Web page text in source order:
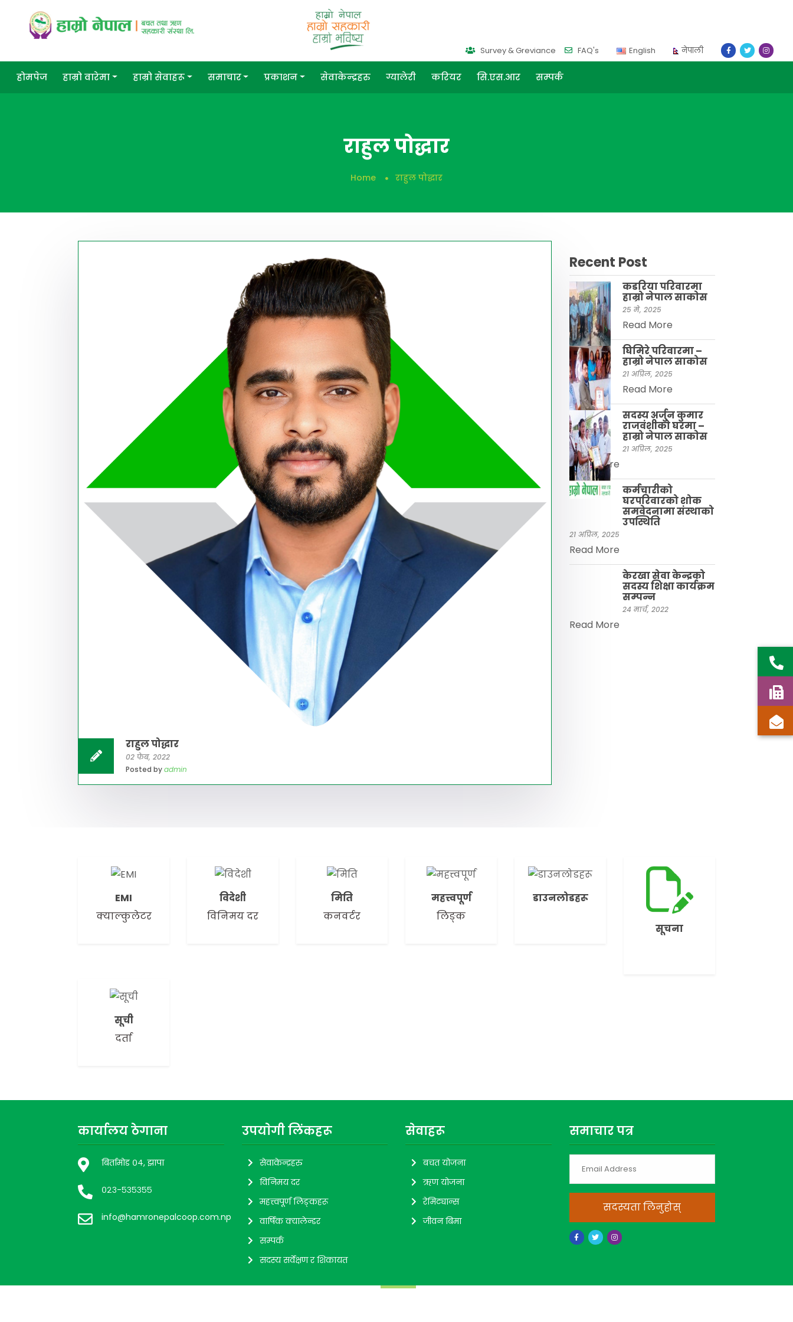
Survey & Greviance FAQ's English नेपाली
होमपेज हाम्रो वारेमा हाम्रो सेवाहरू समाचार प्रकाशन सेवाकेन्द्रहरु ग्यालेरी करियर सि.एस.आर सम्पर्क
राहुल पोद्धार
Home राहुल पोद्धार
राहुल पोद्धार
02 फेब, 2022
Posted byadmin
Recent Post
कडरिया परिवारमा
हाम्राे नेपाल साकाेस
25 मे, 2025
Read More
घिमिरे परिवारमा –
हाम्रो नेपाल साकोस
21 अप्रिल, 2025
Read More
सदस्य अर्जुन कुमार
राजवंशीकाे घरमा –
हाम्रो नेपाल साकाेस
21 अप्रिल, 2025
Read More
कर्मचारीको
घरपरिवारको शोक
समवेदनामा संस्थाको
उपस्थिति
21 अप्रिल, 2025
Read More
केरखा सेवा केन्द्रको
सदस्य शिक्षा कार्यक्रम
सम्पन्न
24 मार्च, 2022
Read More
EMI
क्याल्कुलेटर
विदेशी
विनिमय दर
मिति
कनवर्टर
महत्त्वपूर्ण
लिङ्क
डाउनलोडहरू
सूचना
सूची
दर्ता
कार्यालय ठेगाना
बिर्तामोड ०४, झापा
०२३-५३५३५५
info@hamronepalcoop.com.np
उपयाेगी लिंकहरू
सेवाकेन्द्रहरु
विनिमय दर
महत्त्वपूर्ण लिङ्कहरू
वार्षिक क्यालेन्डर
सम्पर्क
सदस्य सर्वेक्षण र शिकायत
सेवाहरू
बचत योजना
ऋण योजना
रेमिट्यान्स
जीवन बिमा
समाचार पत्र
सदस्यता लिनुहोस्